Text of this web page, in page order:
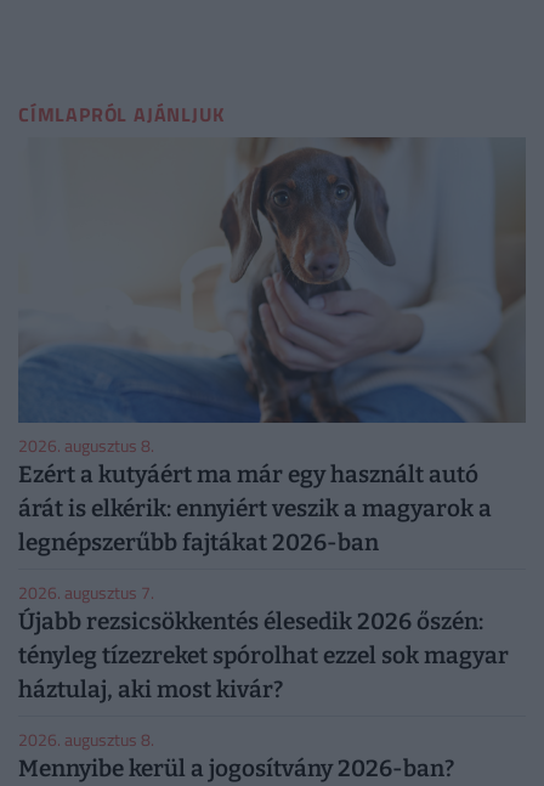
CÍMLAPRÓL AJÁNLJUK
2026. augusztus 8.
Ezért a kutyáért ma már egy használt autó
árát is elkérik: ennyiért veszik a magyarok a
legnépszerűbb fajtákat 2026-ban
2026. augusztus 7.
Újabb rezsicsökkentés élesedik 2026 őszén:
tényleg tízezreket spórolhat ezzel sok magyar
háztulaj, aki most kivár?
2026. augusztus 8.
Mennyibe kerül a jogosítvány 2026-ban?